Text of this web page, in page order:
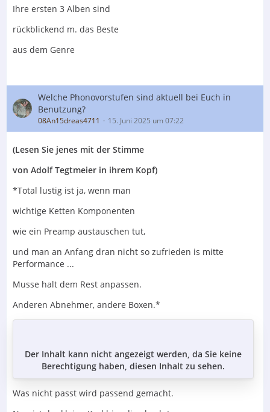
Ihre ersten 3 Alben sind
rückblickend m. das Beste
aus dem Genre
Welche Phonovorstufen sind aktuell bei Euch in
Benutzung?
08An15dreas4711 15. Juni 2025 um 07:22
(Lesen Sie jenes mit der Stimme
von Adolf Tegtmeier in ihrem Kopf)
*Total lustig ist ja, wenn man
wichtige Ketten Komponenten
wie ein Preamp austauschen tut,
und man an Anfang dran nicht so zufrieden is mitte
Performance ...
Musse halt dem Rest anpassen.
Anderen Abnehmer, andere Boxen.*
Der Inhalt kann nicht angezeigt werden, da Sie keine
Berechtigung haben, diesen Inhalt zu sehen.
Was nicht passt wird passend gemacht.